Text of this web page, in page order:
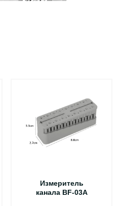
Измеритель
канала BF-03A